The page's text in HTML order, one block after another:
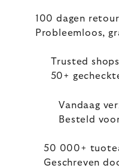
100 dagen
Probleemloos,
Trusted
50+
Vandaag
Besteld
50 000+
Geschreven